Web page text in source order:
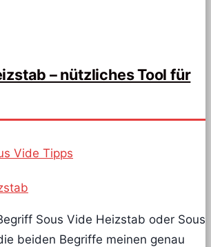
– nützliches Tool für
Vide Tipps
Sous Vide Heizstab oder Sous
beiden Begriffe meinen genau